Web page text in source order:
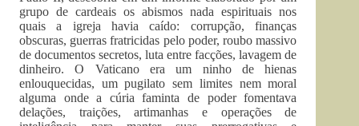
grupo de cardeais os abismos nada espirituais nos
quais a igreja havia caído: corrupção, finanças
obscuras, guerras fratricidas pelo poder, roubo massivo
de documentos secretos, luta entre facções, lavagem de
dinheiro. O Vaticano era um ninho de hienas
enlouquecidas, um pugilato sem limites nem moral
alguma onde a cúria faminta de poder fomentava
delações, traições, artimanhas e operações de